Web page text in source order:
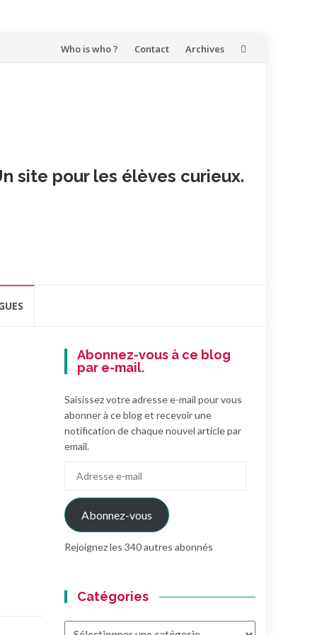
Aller
Who is who ? Contact Archives
site pour les élèves curieux.
Abonnez-vous à ce blog
par e-mail.
Saisissez votre adresse e-mail pour vous
abonner à ce blog et recevoir une
notification de chaque nouvel article par
email.
mail
Abonnez-vous
Rejoignez les 340 autres abonnés
Catégories